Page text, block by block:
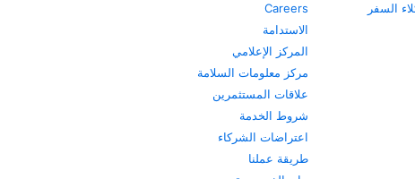
Careers
الاستدامة
المركز الإعلامي
مركز معلومات السلامة
علاقات المستثمرين
شروط الخدمة
اعتراضات الشركاء
طريقة عملنا